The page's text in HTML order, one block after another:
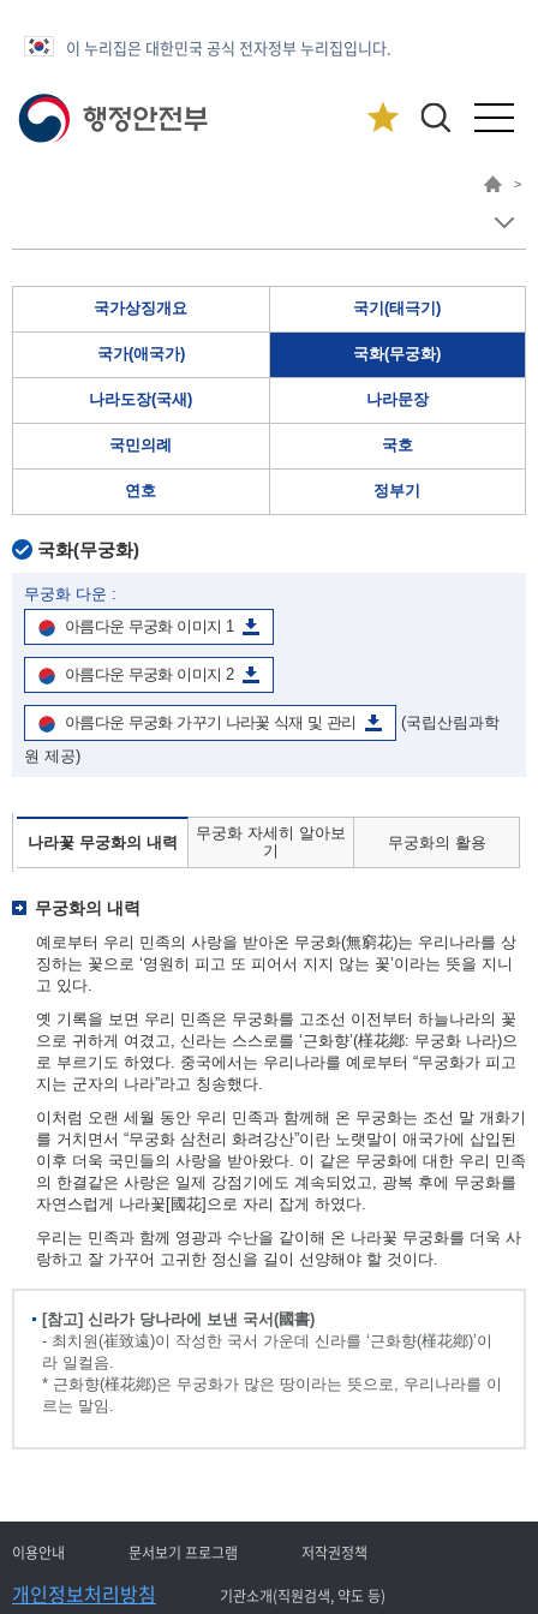
이 누리집은 대한민국 공식 전자정부 누리집입니다.
>
국가상징개요 국기(태극기)
국가(애국가) 국화(무궁화)
나라도장(국새) 나라문장
국민의례 국호
연호 정부기
국화(무궁화)
무궁화 다운 :
아름다운 무궁화 이미지 1
아름다운 무궁화 이미지 2
아름다운 무궁화 가꾸기 나라꽃 식재 및 관리
(국립산림과학
원 제공)
나라꽃 무궁화의 내력
무궁화 자세히 알아보
기
무궁화의 활용
무궁화의 내력
예로부터 우리 민족의 사랑을 받아온 무궁화(無窮花)는 우리나라를 상
징하는 꽃으로 ‘영원히 피고 또 피어서 지지 않는 꽃’이라는 뜻을 지니
고 있다.
옛 기록을 보면 우리 민족은 무궁화를 고조선 이전부터 하늘나라의 꽃
으로 귀하게 여겼고, 신라는 스스로를 ‘근화향’(槿花鄕: 무궁화 나라)으
로 부르기도 하였다. 중국에서는 우리나라를 예로부터 “무궁화가 피고
지는 군자의 나라”라고 칭송했다.
이처럼 오랜 세월 동안 우리 민족과 함께해 온 무궁화는 조선 말 개화기
를 거치면서 “무궁화 삼천리 화려강산”이란 노랫말이 애국가에 삽입된
이후 더욱 국민들의 사랑을 받아왔다. 이 같은 무궁화에 대한 우리 민족
의 한결같은 사랑은 일제 강점기에도 계속되었고, 광복 후에 무궁화를
자연스럽게 나라꽃[國花]으로 자리 잡게 하였다.
우리는 민족과 함께 영광과 수난을 같이해 온 나라꽃 무궁화를 더욱 사
랑하고 잘 가꾸어 고귀한 정신을 길이 선양해야 할 것이다.
[참고] 신라가 당나라에 보낸 국서(國書)
- 최치원(崔致遠)이 작성한 국서 가운데 신라를 ‘근화향(槿花鄕)’이
라 일컬음.
* 근화향(槿花鄕)은 무궁화가 많은 땅이라는 뜻으로, 우리나라를 이
르는 말임.
이용안내 문서보기 프로그램 저작권정책
개인정보처리방침 기관소개(직원검색, 약도 등)